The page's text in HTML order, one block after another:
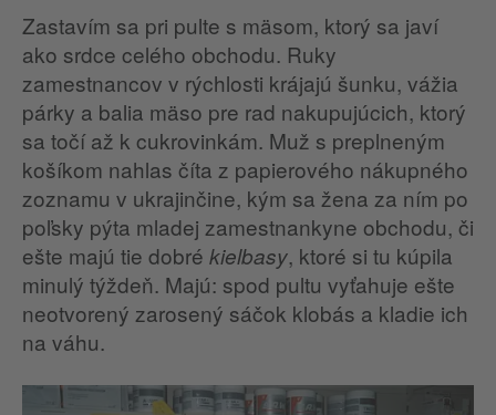
Zastavím sa pri pulte s mäsom, ktorý sa javí
ako srdce celého obchodu. Ruky
zamestnancov v rýchlosti krájajú šunku, vážia
párky a balia mäso pre rad nakupujúcich, ktorý
sa točí až k cukrovinkám. Muž s preplneným
košíkom nahlas číta z papierového nákupného
zoznamu v ukrajinčine, kým sa žena za ním po
poľsky pýta mladej zamestnankyne obchodu, či
ešte majú tie dobré kielbasy, ktoré si tu kúpila
minulý týždeň. Majú: spod pultu vyťahuje ešte
neotvorený zarosený sáčok klobás a kladie ich
na váhu.